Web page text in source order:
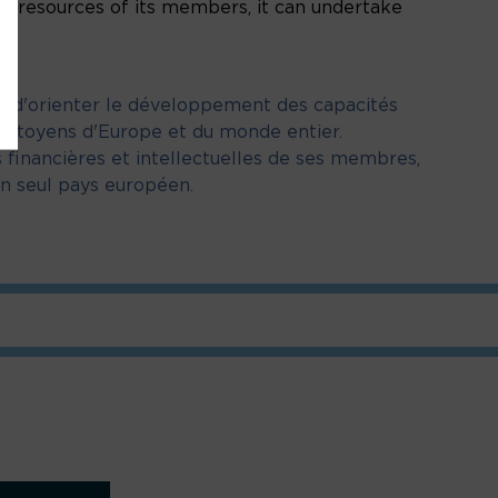
resources of its members, it can undertake
d'orienter le développement des capacités
d'Europe et du monde entier.
et intellectuelles de ses membres,
pays européen.